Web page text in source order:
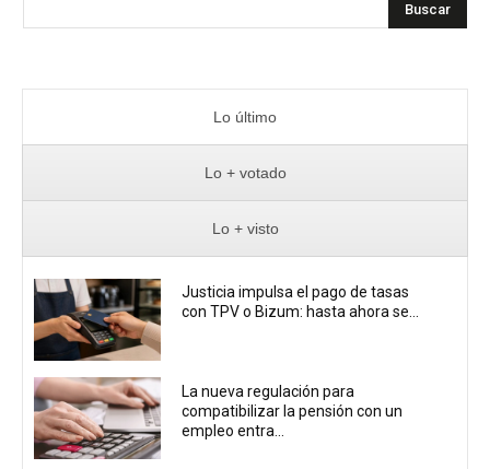
Buscar
Lo último
Lo + votado
Lo + visto
Justicia impulsa el pago de tasas
con TPV o Bizum: hasta ahora se...
La nueva regulación para
compatibilizar la pensión con un
empleo entra...